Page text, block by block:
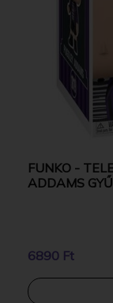
FUNKO -
ADDAMS
6890 Ft